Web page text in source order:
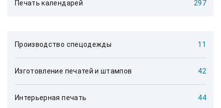
Печать календарей 297
Производство спецодежды 11
Изготовление печатей и штампов 42
Интерьерная печать 44